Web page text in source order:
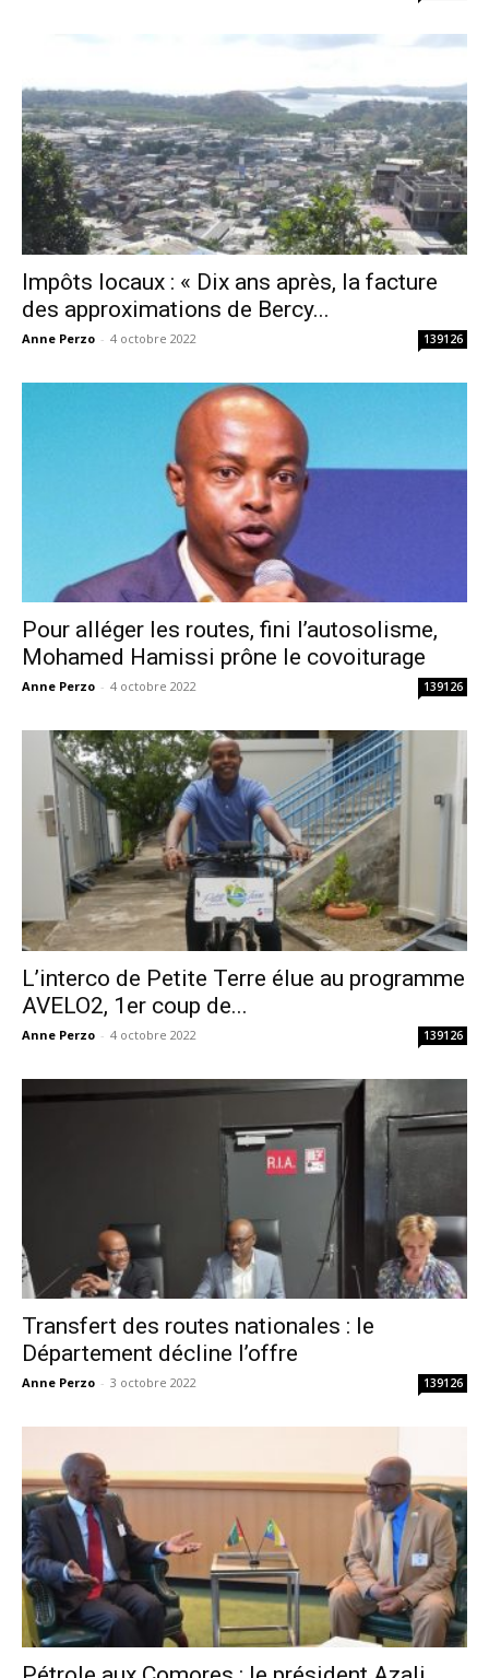
Impôts locaux : « Dix ans après, la facture
des approximations de Bercy...
Anne Perzo - 4 octobre 2022 139126
Pour alléger les routes, fini l’autosolisme,
Mohamed Hamissi prône le covoiturage
Anne Perzo - 4 octobre 2022 139126
L’interco de Petite Terre élue au programme
AVELO2, 1er coup de...
Anne Perzo - 4 octobre 2022 139126
Transfert des routes nationales : le
Département décline l’offre
Anne Perzo - 3 octobre 2022 139126